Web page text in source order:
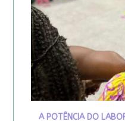
A POTÊNCIA DO